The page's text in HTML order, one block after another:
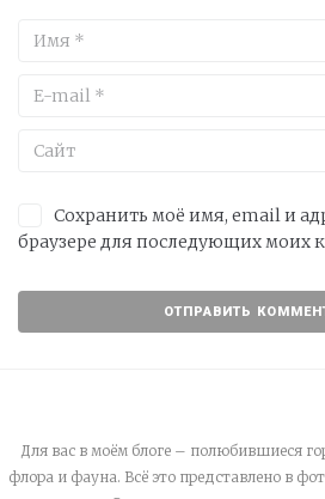
Сохранить моё имя, email и
браузере для последующих моих
Для вас в моём блоге – полюбившиеся
флора и фауна. Всё это представлено в